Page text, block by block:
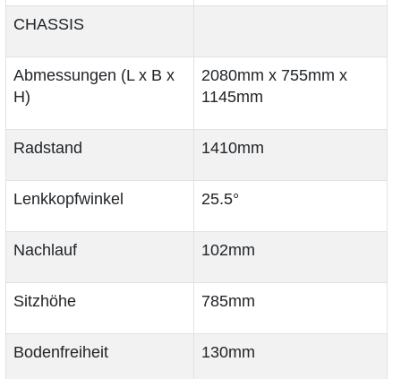
CHASSIS
Abmessungen (L x B x
H)
2080mm x 755mm x
1145mm
Radstand 1410mm
Lenkkopfwinkel 25.5°
Nachlauf 102mm
Sitzhöhe 785mm
Bodenfreiheit 130mm